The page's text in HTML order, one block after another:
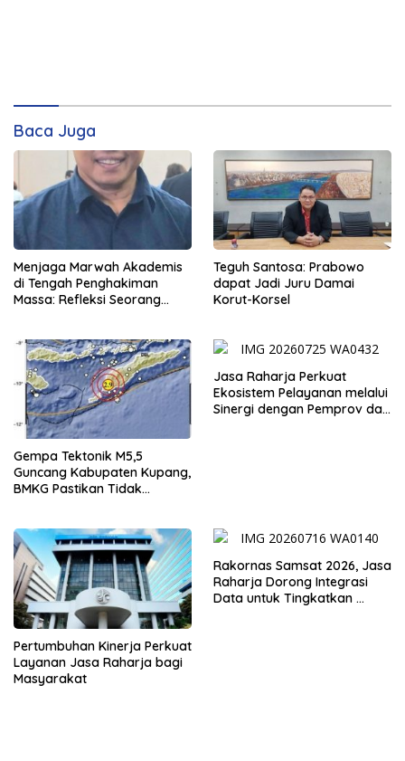
Baca Juga
Menjaga Marwah Akademis
di Tengah Penghakiman
Massa: Refleksi Seorang
Teguh Santosa: Prabowo
dapat Jadi Juru Damai
Korut-Korsel
Gempa Tektonik M5,5
Guncang Kabupaten Kupang,
BMKG Pastikan Tidak
Jasa Raharja Perkuat
Ekosistem Pelayanan melalui
Sinergi dengan Pemprov dan
Pertumbuhan Kinerja Perkuat
Layanan Jasa Raharja bagi
Masyarakat
Rakornas Samsat 2026, Jasa
Raharja Dorong Integrasi
Data untuk Tingkatkan